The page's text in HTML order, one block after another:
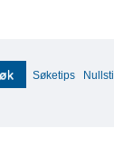
Søketips Nullstill